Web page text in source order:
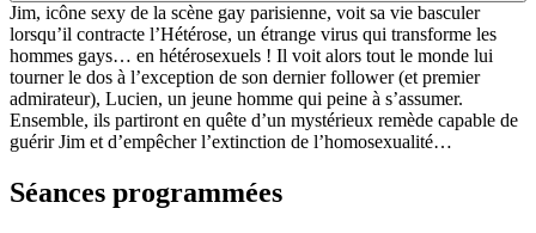
Jim, icône sexy de la scène gay parisienne, voit sa vie basculer
lorsqu’il contracte l’Hétérose, un étrange virus qui transforme les
hommes gays… en hétérosexuels ! Il voit alors tout le monde lui
tourner le dos à l’exception de son dernier follower (et premier
admirateur), Lucien, un jeune homme qui peine à s’assumer.
Ensemble, ils partiront en quête d’un mystérieux remède capable de
guérir Jim et d’empêcher l’extinction de l’homosexualité…
Séances programmées